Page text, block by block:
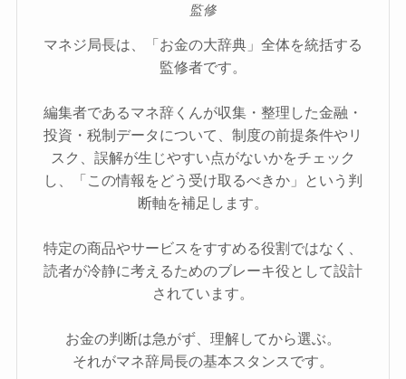
監修
マネジ局長は、「お金の大辞典」全体を統括する
監修者です。
編集者であるマネ辞くんが収集・整理した金融・
投資・税制データについて、制度の前提条件やリ
スク、誤解が生じやすい点がないかをチェック
し、「この情報をどう受け取るべきか」という判
断軸を補足します。
特定の商品やサービスをすすめる役割ではなく、
読者が冷静に考えるためのブレーキ役として設計
されています。
お金の判断は急がず、理解してから選ぶ。
それがマネ辞局長の基本スタンスです。